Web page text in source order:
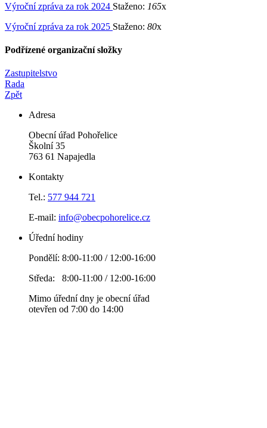
Výroční zpráva za rok 2024 Staženo: 165x
Výroční zpráva za rok 2025 Staženo: 80x
Podřízené organizační složky
Zastupitelstvo
Rada
Zpět
Adresa
Obecní úřad Pohořelice
Školní 35
763 61 Napajedla
Kontakty
Tel.: 577 944 721
E-mail: info@obecpohorelice.cz
Úřední hodiny
Pondělí: 8:00-11:00 / 12:00-16:00
Středa: 8:00-11:00 / 12:00-16:00
Mimo úřední dny je obecní úřad
otevřen od 7:00 do 14:00